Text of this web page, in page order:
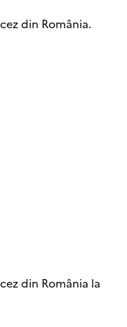
din România.
din România la